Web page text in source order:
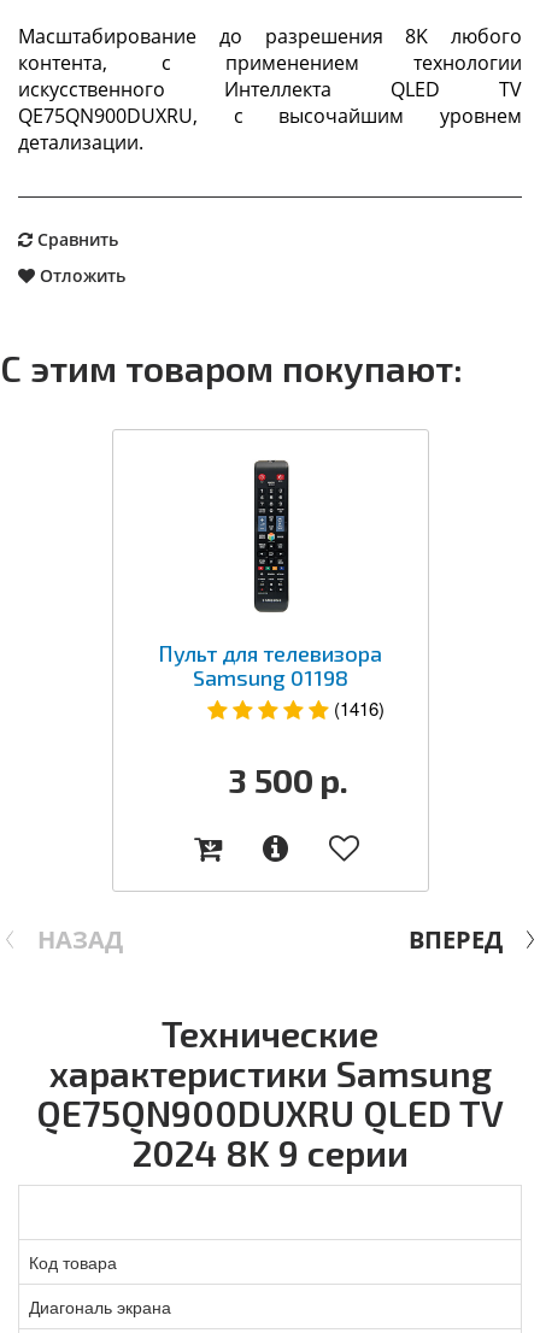
Масштабирование до разрешения 8K любого
контента, с применением технологии
искусственного Интеллекта QLED TV
QE75QN900DUXRU, с высочайшим уровнем
детализации.
Сравнить
Отложить
С этим товаром покупают:
НАЗАД
Пульт для телевизора
Samsung 01198
(1416)
3 500 р.
ВПЕРЕД
Технические
характеристики Samsung
QE75QN900DUXRU QLED TV
2024 8K 9 серии
Код товара
Диагональ экрана